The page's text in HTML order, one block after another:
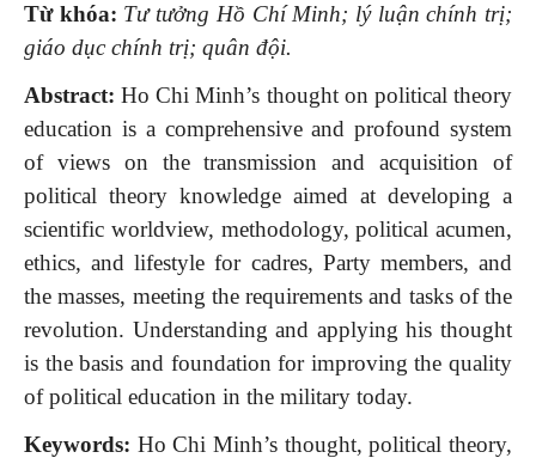
Từ khóa: Tư tưởng Hồ Chí Minh; lý luận chính trị;
giáo dục chính trị; quân đội.
Abstract: Ho Chi Minh’s thought on political theory
education is a comprehensive and profound system
of views on the transmission and acquisition of
political theory knowledge aimed at developing a
scientific worldview, methodology, political acumen,
ethics, and lifestyle for cadres, Party members, and
the masses, meeting the requirements and tasks of the
revolution. Understanding and applying his thought
is the basis and foundation for improving the quality
of political education in the military today.
Keywords: Ho Chi Minh’s thought, political theory,